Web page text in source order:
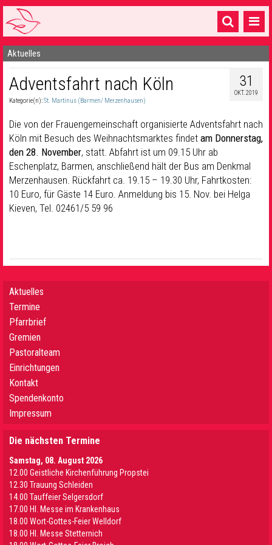
Startseite
1 Pfarrei
16 Gemeinden & mehr
Gottesdienste & Sinnsuche
Sakramente & Feste
Gemeinschaft & Soziales
Musik& Kultur
Aktuelles
31
OKT. 2019
Adventsfahrt nach Köln
Kategorie(n):St. Martinus (Barmen/ Merzenhausen)
Die von der Frauengemeinschaft organisierte Adventsfahrt nach
Köln mit Besuch des Weihnachtsmarktes findet am Donnerstag,
den 28. November, statt. Abfahrt ist um 09.15 Uhr ab
Eschenplatz, Barmen, anschließend hält der Bus am Denkmal
Merzenhausen. Rückfahrt ca. 19.15 – 19.30 Uhr, Fahrtkosten:
10 Euro, für Gäste 14 Euro. Anmeldung bis 15. Nov. bei Helga
Kieven, Tel. 02461/5 59 96
Aktuelles
Termine
Pfarrbrief
Gremien
Pastoralteam
Einrichtungen
Kontakt
Spendenkonto
Impressum
Die nächsten Termine
Samstag, 08. August 2026
12.00 Geistliche Kirchenführung Propstei
12.30 Trauung Schleiden
14.00 Tauffeier Selgersdorf
17.00 Hl. Messe im Krankenhaus
18.00 Wort-Gottes-Feier Welldorf
18.00 Hl. Messe Stetternich